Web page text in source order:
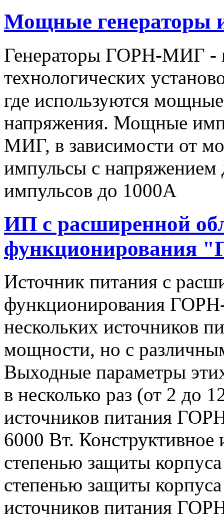
Мощные
Генераторы ГОРН-МИГ -
технологических
где используются
напряжения. Мощные
МИГ, в зависимости от
импульсы c
импульсов до 1000А
ИП с расширенной
функционирования
Источник питания с
функционирования
нескольких источников
мощности, но с
Выходные параметры
в несколько раз (от 2 до
источников питания
6000 Вт. Конструктивное
степенью защиты
степенью защиты
источников питания